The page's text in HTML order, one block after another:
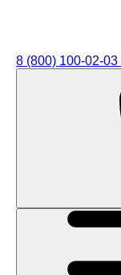
8 (800) 100-02-03